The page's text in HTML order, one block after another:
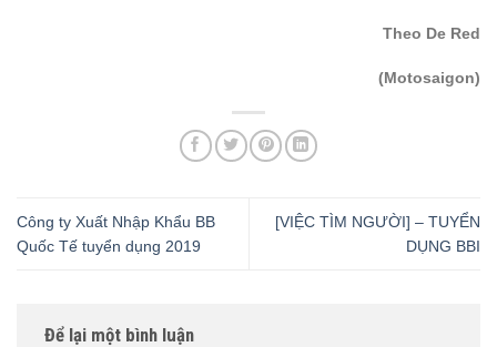
Theo De Red
(Motosaigon)
Công ty Xuất Nhập Khẩu BB
Quốc Tế tuyển dụng 2019
[VIỆC TÌM NGƯỜI] – TUYỂN
DỤNG BBI
Để lại một bình luận